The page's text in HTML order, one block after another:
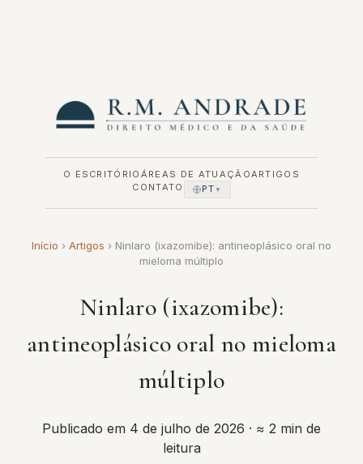
O ESCRITÓRIO ÁREAS DE ATUAÇÃOARTIGOS
CONTATO
PT ▼
Início › Artigos › Ninlaro (ixazomibe): antineoplásico oral no
mieloma múltiplo
Ninlaro (ixazomibe):
antineoplásico oral no mieloma
múltiplo
Publicado em 4 de julho de 2026 · ≈ 2 min de
leitura